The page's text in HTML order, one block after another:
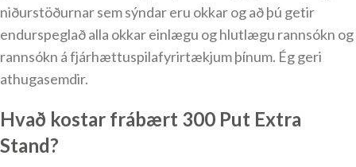
niðurstöðurnar sem sýndar eru okkar og að þú getir
endurspeglað alla okkar einlægu og hlutlægu rannsókn og
rannsókn á fjárhættuspilafyrirtækjum þínum. Ég geri
athugasemdir.
Hvað kostar frábært 300 Put Extra
Stand?